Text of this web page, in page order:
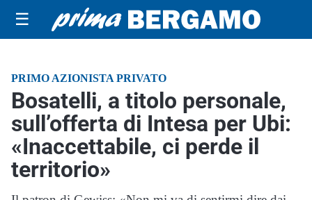
☰
PRIMO AZIONISTA PRIVATO
Bosatelli, a titolo personale,
sull’offerta di Intesa per Ubi:
«Inaccettabile, ci perde il
territorio»